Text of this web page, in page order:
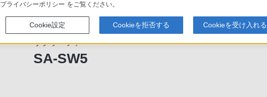
サブウーファー
SA-SW5
プライバシーポリシー をご覧ください。
Cookie設定 Cookieを拒否する Cookieを受け入れる